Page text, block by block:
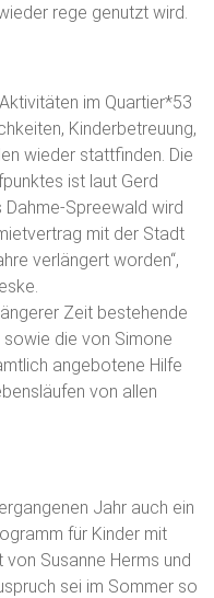
rege genutzt wird.
im Quartier*53
Kinderbetreuung,
wieder stattfinden. Die
ist laut Gerd
Dahme-Spreewald wird
mit der Stadt
verlängert worden“,
Zeit bestehende
die von Simone
angebotene Hilfe
von allen
Jahr auch ein
für Kinder mit
Susanne Herms und
sei im Sommer so